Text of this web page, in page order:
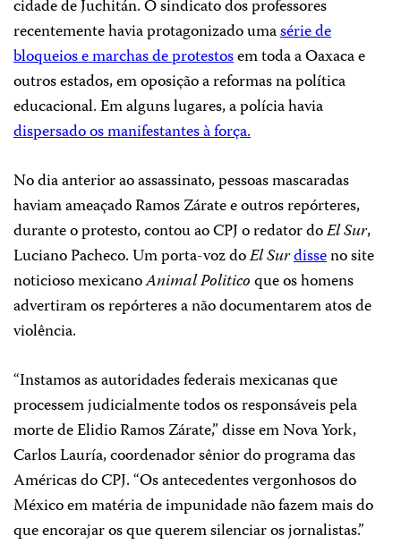
cidade de Juchitán. O sindicato dos professores
recentemente havia protagonizado umasérie de
bloqueios e marchas de protestosem toda a Oaxaca e
outros estados, em oposição a reformas na política
educacional. Em alguns lugares, a polícia havia
dispersado os manifestantes à força.
No dia anterior ao assassinato, pessoas mascaradas
haviam ameaçado Ramos Zárate e outros repórteres,
durante o protesto, contou ao CPJ o redator doEl Sur,
Luciano Pacheco. Um porta-voz doEl Surdisseno site
noticioso mexicanoAnimal Politicoque os homens
advertiram os repórteres a não documentarem atos de
violência.
“Instamos as autoridades federais mexicanas que
processem judicialmente todos os responsáveis pela
morte de Elidio Ramos Zárate,” disse em Nova York,
Carlos Lauría, coordenador sênior do programa das
Américas do CPJ. “Os antecedentes vergonhosos do
México em matéria de impunidade não fazem mais do
que encorajar os que querem silenciar os jornalistas.”